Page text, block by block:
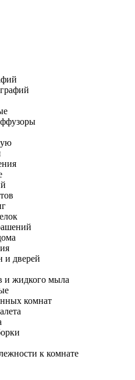
и дверей
и жидкого мыла
комнат
к комнате